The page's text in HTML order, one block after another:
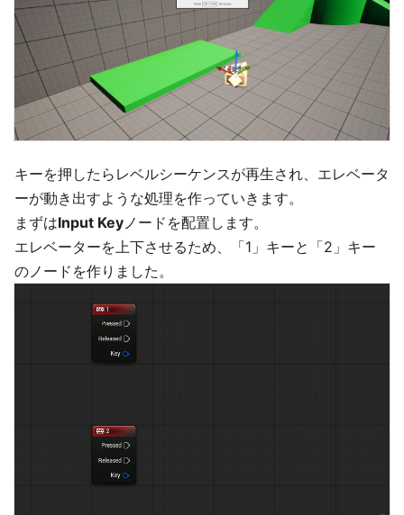
キーを押したらレベルシーケンスが再生され、エレベータ
ーが動き出すような処理を作っていきます。
まずはInput Key ノードを配置します。
エレベーターを上下させるため、「1」キーと「2」キー
のノードを作りました。